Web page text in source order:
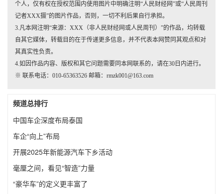
个人，仅有权在授权范围内使用图片中明确注明“人民财经网”或“人民周刊
记者XXX摄”的图片作品，否则，一切不利后果自行承担。
3.凡本网注明“来源：XXX（非人民财经网或人民周刊）”的作品，均转载
自其它媒体，转载目的在于传递更多信息，并不代表本网赞同其观点和对
其真实性负责。
4.如因作品内容、版权和其它问题需要同本网联系的，请在30日内进行。
※ 联系电话：010-65363526 邮箱：rmzk001@163.com
频道总排行
中国车企深度布局泰国
车企“向上”布局
开展2025年新能源汽车下乡活动
毫厘之间，看见“智造”力量
“豪华车”的定义更丰富了